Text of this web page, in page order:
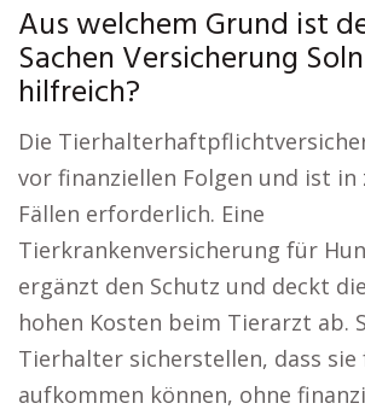
Aus welchem Grund ist
Sachen Versicherung
hilfreich?
Die
vor finanziellen Folgen und ist in
Fällen erforderlich. Eine
Tierkrankenversicherung für
ergänzt den Schutz und deckt
hohen Kosten beim Tierarzt ab.
Tierhalter sicherstellen, dass
aufkommen können, ohne